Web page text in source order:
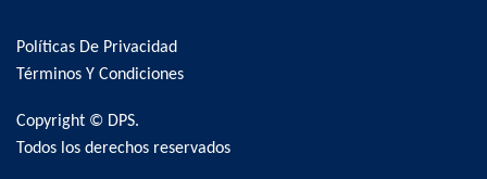
Our
Newsletter:
Políticas De Privacidad
Términos Y Condiciones
Copyright © DPS.
Todos los derechos reservados